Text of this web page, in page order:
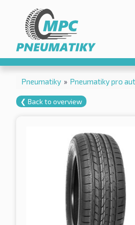
Pneumatiky » Pneumatiky pro
❮ Back to overview